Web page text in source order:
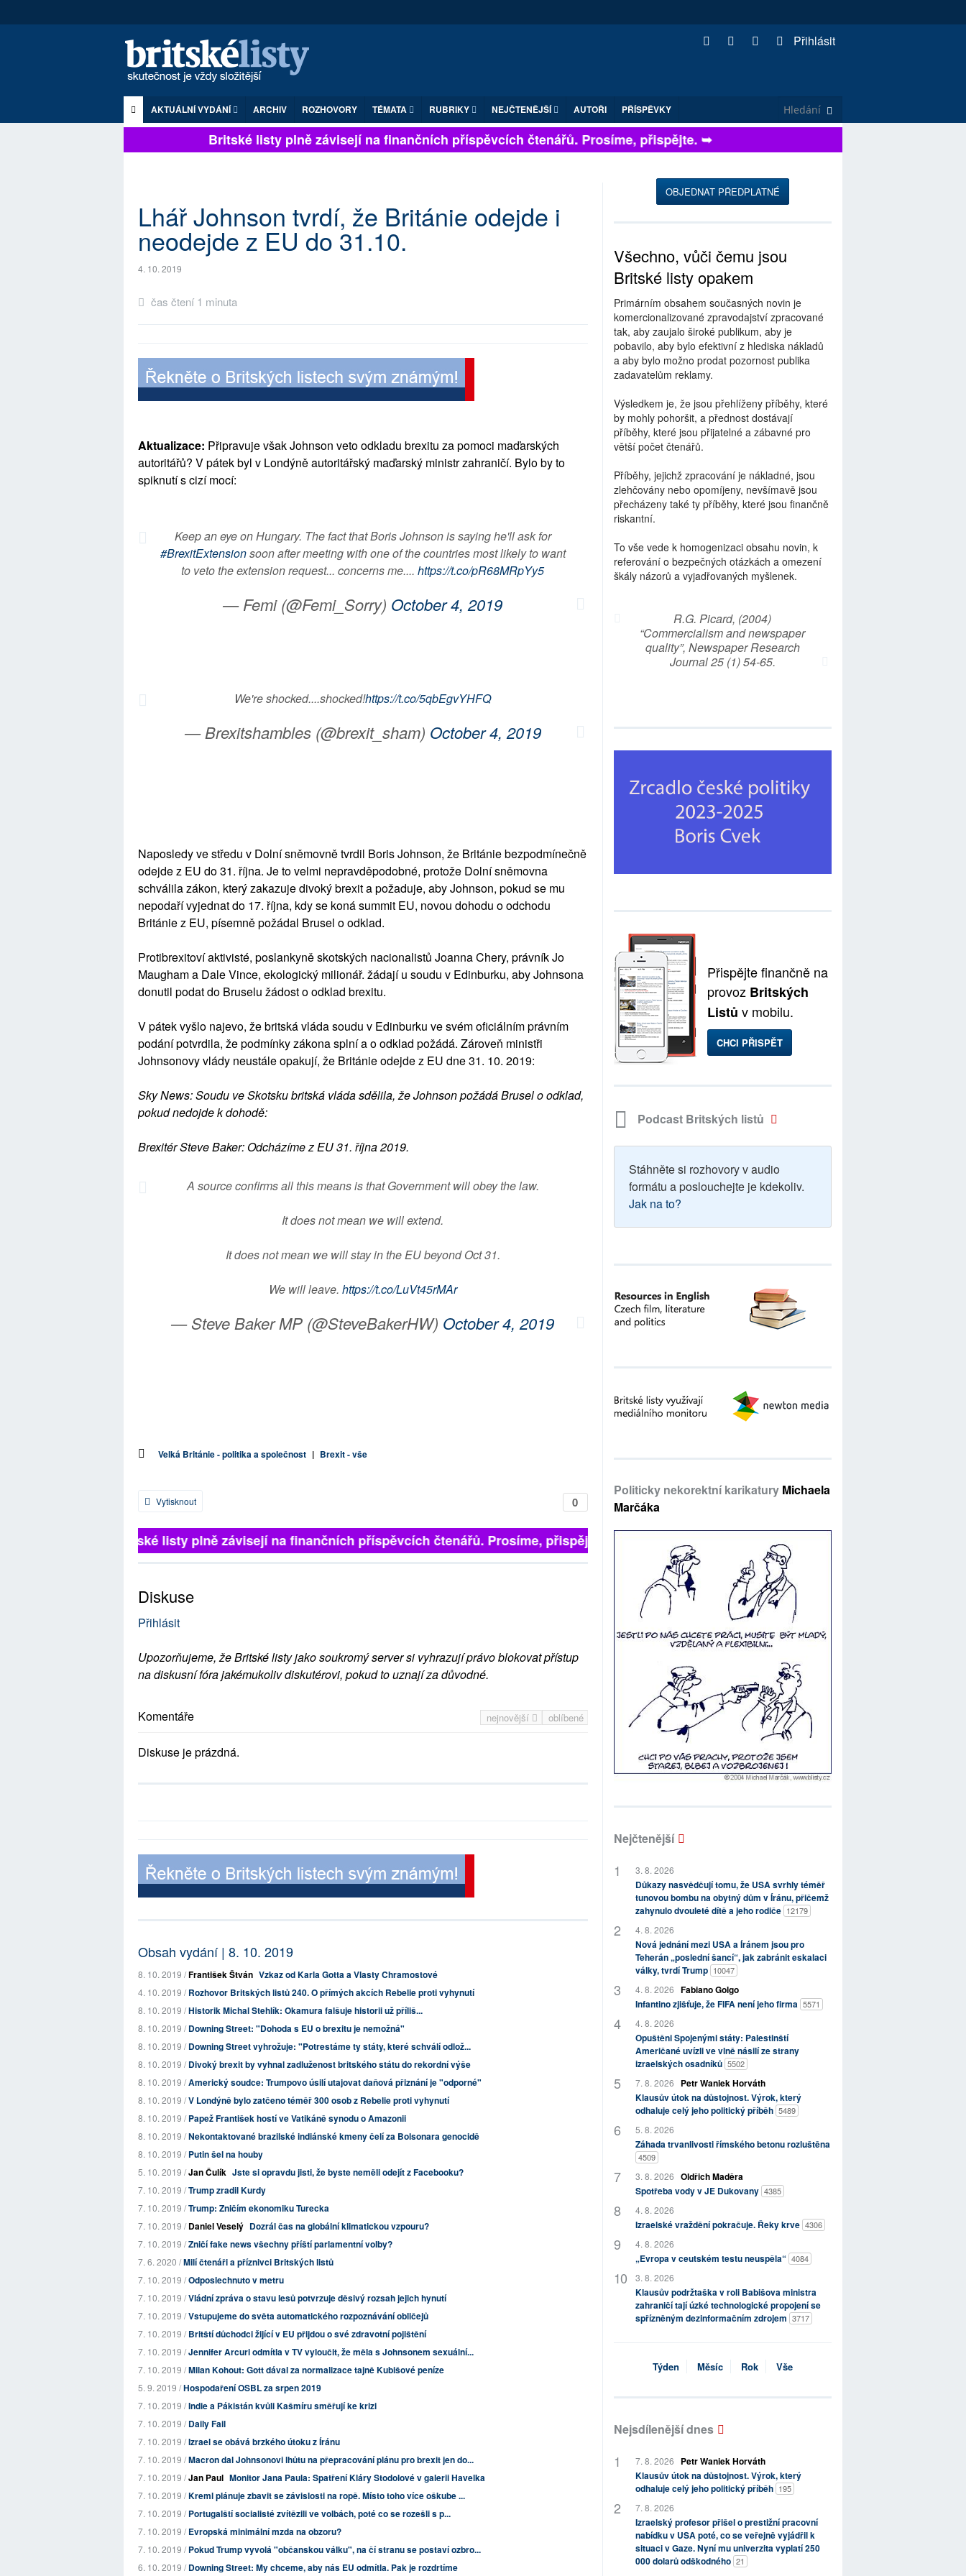
Přihlásit
AKTUÁLNÍ VYDÁNÍ ARCHIV ROZHOVORY TÉMATA RUBRIKY NEJČTENĚJŠÍ AUTOŘI PŘÍSPĚVKY
Britské listy plně závisejí na finančních příspěvcích čtenářů. Prosíme, přispějte. ➥
Lhář Johnson tvrdí, že Británie odejde i
neodejde z EU do 31.10.
4. 10. 2019
čas čtení 1 minuta
Aktualizace: Připravuje však Johnson veto odkladu brexitu za pomoci maďarských
autoritářů? V pátek byl v Londýně autoritářský maďarský ministr zahraničí. Bylo by to
spiknutí s cizí mocí:
Keep an eye on Hungary. The fact that Boris Johnson is saying he'll ask for
#BrexitExtensionsoon after meeting with one of the countries most likely to want
to veto the extension request... concerns me....https://t.co/pR68MRpYy5
— Femi (@Femi_Sorry) October 4, 2019
We're shocked....shocked!https://t.co/5qbEgvYHFQ
— Brexitshambles (@brexit_sham) October 4, 2019
Naposledy ve středu v Dolní sněmovně tvrdil Boris Johnson, že Británie bezpodmínečně
odejde z EU do 31. října. Je to velmi nepravděpodobné, protože Dolní sněmovna
schválila zákon, který zakazuje divoký brexit a požaduje, aby Johnson, pokud se mu
nepodaří vyjednat do 17. října, kdy se koná summit EU, novou dohodu o odchodu
Británie z EU, písemně požádal Brusel o odklad.
Protibrexitoví aktivisté, poslankyně skotských nacionalistů Joanna Chery, právník Jo
Maugham a Dale Vince, ekologický milionář. žádají u soudu v Edinburku, aby Johnsona
donutil podat do Bruselu žádost o odklad brexitu.
V pátek vyšlo najevo, že britská vláda soudu v Edinburku ve svém oficiálním právním
podání potvrdila, že podmínky zákona splní a o odklad požádá. Zároveň ministři
Johnsonovy vlády neustále opakují, že Británie odejde z EU dne 31. 10. 2019:
Sky News: Soudu ve Skotsku britská vláda sdělila, že Johnson požádá Brusel o odklad,
pokud nedojde k dohodě:
Brexitér Steve Baker: Odcházíme z EU 31. října 2019.
A source confirms all this means is that Government will obey the law.
It does not mean we will extend.
It does not mean we will stay in the EU beyond Oct 31.
We will leave. https://t.co/LuVt45rMAr
— Steve Baker MP (@SteveBakerHW) October 4, 2019
Velká Británie - politika a společnost | Brexit - vše
0
Vytisknout
Britské listy plně závisejí na finančních příspěvcích čtenářů. Prosíme, přispějte. ➥
Diskuse
Přihlásit
Upozorňujeme, že Britské listy jako soukromý server si vyhrazují právo blokovat přístup
na diskusní fóra jakémukoliv diskutérovi, pokud to uznají za důvodné.
nejnovější oblíbené
Komentáře
Diskuse je prázdná.
Obsah vydání | 8. 10. 2019
8. 10. 2019 /František Štván Vzkaz od Karla Gotta a Vlasty Chramostové
4. 10. 2019 /Rozhovor Britských listů 240. O přímých akcích Rebelie proti vyhynutí
8. 10. 2019 /Historik Michal Stehlík: Okamura falšuje historii už příliš...
8. 10. 2019 /Downing Street: "Dohoda s EU o brexitu je nemožná"
8. 10. 2019 /Downing Street vyhrožuje: "Potrestáme ty státy, které schválí odlož...
8. 10. 2019 /Divoký brexit by vyhnal zadluženost britského státu do rekordní výše
8. 10. 2019 /Americký soudce: Trumpovo úsilí utajovat daňová přiznání je "odporné"
8. 10. 2019 /V Londýně bylo zatčeno téměř 300 osob z Rebelie proti vyhynutí
8. 10. 2019 /Papež František hostí ve Vatikáně synodu o Amazonii
8. 10. 2019 /Nekontaktované brazilské indiánské kmeny čelí za Bolsonara genocidě
8. 10. 2019 /Putin šel na houby
5. 10. 2019 /Jan Čulík Jste si opravdu jisti, že byste neměli odejít z Facebooku?
7. 10. 2019 /Trump zradil Kurdy
7. 10. 2019 /Trump: Zničím ekonomiku Turecka
7. 10. 2019 /Daniel Veselý Dozrál čas na globální klimatickou vzpouru?
7. 10. 2019 /Zničí fake news všechny příští parlamentní volby?
7. 6. 2020 /Milí čtenáři a příznivci Britských listů
7. 10. 2019 /Odposlechnuto v metru
7. 10. 2019 /Vládní zpráva o stavu lesů potvrzuje děsivý rozsah jejich hynutí
7. 10. 2019 /Vstupujeme do světa automatického rozpoznávání obličejů
7. 10. 2019 /Britští důchodci žijící v EU přijdou o své zdravotní pojištění
7. 10. 2019 /Jennifer Arcuri odmítla v TV vyloučit, že měla s Johnsonem sexuální...
7. 10. 2019 /Milan Kohout: Gott dával za normalizace tajně Kubišové peníze
5. 9. 2019 /Hospodaření OSBL za srpen 2019
7. 10. 2019 /Indie a Pákistán kvůli Kašmíru směřují ke krizi
7. 10. 2019 /Daily Fail
7. 10. 2019 /Izrael se obává brzkého útoku z Íránu
7. 10. 2019 /Macron dal Johnsonovi lhůtu na přepracování plánu pro brexit jen do...
7. 10. 2019 /Jan Paul Monitor Jana Paula: Spatření Kláry Stodolové v galerii Havelka
7. 10. 2019 /Kreml plánuje zbavit se závislosti na ropě. Místo toho více oškube ...
7. 10. 2019 /Portugalští socialisté zvítězili ve volbách, poté co se rozešli s p...
7. 10. 2019 /Evropská minimální mzda na obzoru?
7. 10. 2019 /Pokud Trump vyvolá "občanskou válku", na čí stranu se postaví ozbro...
6. 10. 2019 /Downing Street: My chceme, aby nás EU odmítla. Pak je rozdrtíme
OBJEDNAT PŘEDPLATNÉ
Všechno, vůči čemu jsou
Britské listy opakem
Primárním obsahem současných novin je
komercionalizované zpravodajství zpracované
tak, aby zaujalo široké publikum, aby je
pobavilo, aby bylo efektivní z hlediska nákladů
a aby bylo možno prodat pozornost publika
zadavatelům reklamy.
Výsledkem je, že jsou přehlíženy příběhy, které
by mohly pohoršit, a přednost dostávají
příběhy, které jsou přijatelné a zábavné pro
větší počet čtenářů.
Příběhy, jejichž zpracování je nákladné, jsou
zlehčovány nebo opomíjeny, nevšímavě jsou
přecházeny také ty příběhy, které jsou finančně
riskantní.
To vše vede k homogenizaci obsahu novin, k
referování o bezpečných otázkách a omezení
škály názorů a vyjadřovaných myšlenek.
R.G. Picard, (2004)
“Commercialism and newspaper
quality”, Newspaper Research
Journal 25 (1) 54-65.
Přispějte finančně na
provoz Britských
Listů v mobilu.
CHCI PŘISPĚT
Podcast Britských listů
Stáhněte si rozhovory v audio
formátu a poslouchejte je kdekoliv.
Jak na to?
Politicky nekorektní karikatury Michaela
Marčáka
Nejčtenější
3. 8. 2026
Důkazy nasvědčují tomu, že USA svrhly téměř
tunovou bombu na obytný dům v Íránu, přičemž
zahynulo dvouleté dítě a jeho rodiče 12179
4. 8. 2026
Nová jednání mezi USA a Íránem jsou pro
Teherán „poslední šancí“, jak zabránit eskalaci
války, tvrdí Trump 10047
4. 8. 2026 Fabiano Golgo
Infantino zjišťuje, že FIFA není jeho firma 5571
4. 8. 2026
Opuštěni Spojenými státy: Palestinští
Američané uvízli ve vlně násilí ze strany
izraelských osadníků 5502
7. 8. 2026
Petr Waniek Horváth
Klausův útok na důstojnost. Výrok, který
odhaluje celý jeho politický příběh 5489
5. 8. 2026
Záhada trvanlivosti římského betonu rozluštěna
4509
3. 8. 2026 Oldřich Maděra
Spotřeba vody v JE Dukovany 4385
4. 8. 2026
Izraelské vraždění pokračuje. Řeky krve 4306
4. 8. 2026
„Evropa v ceutském testu neuspěla“ 4084
3. 8. 2026
Klausův podržtaška v roli Babišova ministra
zahraničí tají úzké technologické propojení se
spřízněným dezinformačním zdrojem 3717
Týden Měsíc Rok Vše
Nejsdílenější dnes
7. 8. 2026
Petr Waniek Horváth
Klausův útok na důstojnost. Výrok, který
odhaluje celý jeho politický příběh 195
7. 8. 2026
Izraelský profesor přišel o prestižní pracovní
nabídku v USA poté, co se veřejně vyjádřil k
situaci v Gaze. Nyní mu univerzita vyplatí 250
000 dolarů odškodného 21